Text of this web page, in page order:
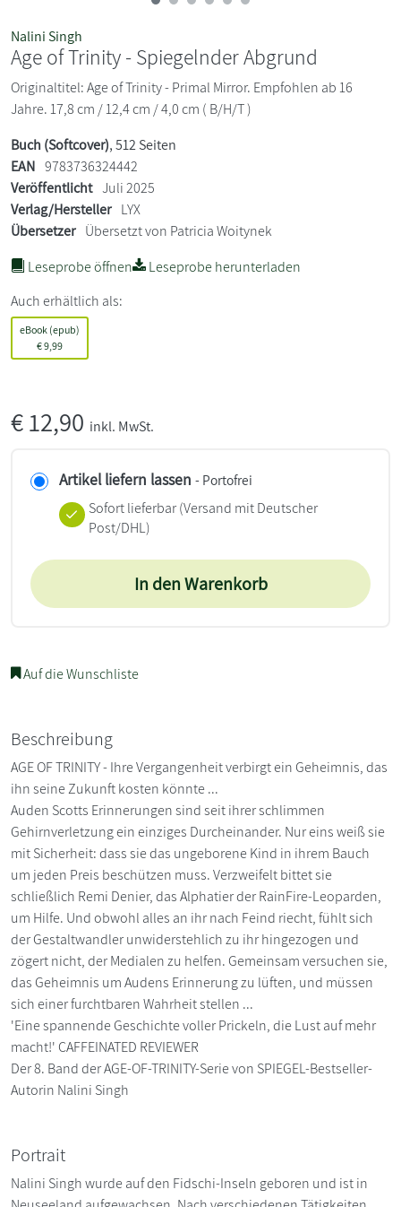
Nalini Singh
Age of Trinity - Spiegelnder Abgrund
Originaltitel: Age of Trinity - Primal Mirror. Empfohlen ab 16
Jahre. 17,8 cm / 12,4 cm / 4,0 cm ( B/H/T )
Buch (Softcover), 512 Seiten
EAN 9783736324442
Veröffentlicht Juli 2025
Verlag/Hersteller LYX
Übersetzer Übersetzt von Patricia Woitynek
Leseprobe öffnen
Leseprobe herunterladen
Auch erhältlich als:
eBook (epub)
€9,99
€12,90 inkl. MwSt.
Artikel liefern lassen - Portofrei
Sofort lieferbar(Versand mit Deutscher
Post/DHL)
In den Warenkorb
Auf die Wunschliste
Beschreibung
AGE OF TRINITY - Ihre Vergangenheit verbirgt ein Geheimnis, das
ihn seine Zukunft kosten könnte ...
Auden Scotts Erinnerungen sind seit ihrer schlimmen
Gehirnverletzung ein einziges Durcheinander. Nur eins weiß sie
mit Sicherheit: dass sie das ungeborene Kind in ihrem Bauch
um jeden Preis beschützen muss. Verzweifelt bittet sie
schließlich Remi Denier, das Alphatier der RainFire-Leoparden,
um Hilfe. Und obwohl alles an ihr nach Feind riecht, fühlt sich
der Gestaltwandler unwiderstehlich zu ihr hingezogen und
zögert nicht, der Medialen zu helfen. Gemeinsam versuchen sie,
das Geheimnis um Audens Erinnerung zu lüften, und müssen
sich einer furchtbaren Wahrheit stellen ...
'Eine spannende Geschichte voller Prickeln, die Lust auf mehr
macht!' CAFFEINATED REVIEWER
Der 8. Band der AGE-OF-TRINITY-Serie von SPIEGEL-Bestseller-
Autorin Nalini Singh
Portrait
Nalini Singh wurde auf den Fidschi-Inseln geboren und ist in